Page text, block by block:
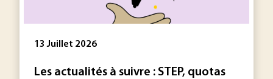
13 Juillet 2026
Les actualités à suivre : STEP, quotas